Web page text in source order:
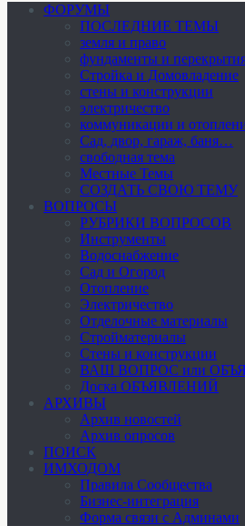
ФОРУМЫ
ПОСЛЕДНИЕ ТЕМЫ
земля и право
фундаменты и
Стройка и Домовладение
стены и конструкции
электричество
коммуникации и
Cад, двор, гараж, баня…
свободная тема
Местные Темы
СОЗДАТЬ СВОЮ ТЕМУ
ВОПРОСЫ
РУБРИКИ ВОПРОСОВ
Инструменты
Водоснабжение
Сад и Огород
Отопление
Электричество
Отделочные материалы
Стройматериалы
Стены и конструкции
ВАШ ВОПРОС или
Доска ОБЪЯВЛЕНИЙ
АРХИВЫ
Архив новостей
Архив опросов
ПОИСК
ИМХОДОМ
Правила Сообщества
Бизнес-интеграция
Форма связи с Админами